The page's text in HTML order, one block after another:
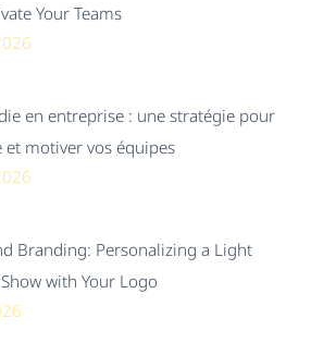
Your Teams
en entreprise : une stratégie pour
et motiver vos équipes
Branding: Personalizing a Light
with Your Logo